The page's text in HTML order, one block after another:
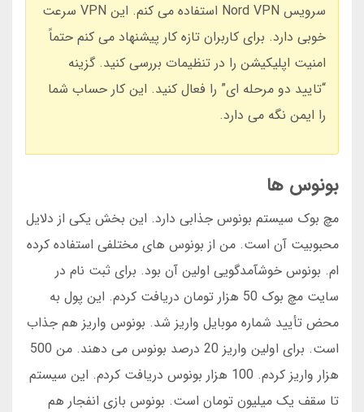
سرویس Nord VPN استفاده می کنم. این VPN سرعت
خوبی دارد. برای کاربران تازه کار پیشنهاد می کنم حتماً
امنیت اپلیکیشن را در تنظیمات بررسی کنید. گزینه
“تایید دو مرحله ای” را فعال کنید. این کار حساب شما
را ایمن نگه می دارد.
بونوس ها
مچ بوک سیستم بونوس جذابی دارد. این بخش یکی از دلایل
محبوبیت آن است. من از بونوس های مختلفی استفاده کرده
ام. بونوس خوشآمدگویی اولین آن بود. برای ثبت نام در
سایت مچ بوک 50 هزار تومان دریافت کردم. این پول به
محض تأیید شماره موبایل واریز شد. بونوس واریز هم جذاب
است. برای اولین واریز 20 درصد بونوس می دهند. من 500
هزار واریز کردم. 100 هزار بونوس دریافت کردم. این سیستم
تا سقف یک میلیون تومان است. بونوس بازی انفجار هم